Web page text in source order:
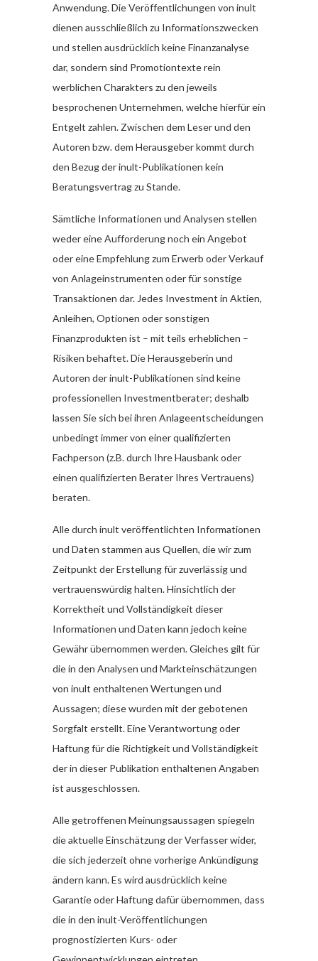
Anwendung. Die Veröffentlichungen von inult
dienen ausschließlich zu Informationszwecken
und stellen ausdrücklich keine Finanzanalyse
dar, sondern sind Promotiontexte rein
werblichen Charakters zu den jeweils
besprochenen Unternehmen, welche hierfür ein
Entgelt zahlen. Zwischen dem Leser und den
Autoren bzw. dem Herausgeber kommt durch
den Bezug der inult-Publikationen kein
Beratungsvertrag zu Stande.
Sämtliche Informationen und Analysen stellen
weder eine Aufforderung noch ein Angebot
oder eine Empfehlung zum Erwerb oder Verkauf
von Anlageinstrumenten oder für sonstige
Transaktionen dar. Jedes Investment in Aktien,
Anleihen, Optionen oder sonstigen
Finanzprodukten ist – mit teils erheblichen –
Risiken behaftet. Die Herausgeberin und
Autoren der inult-Publikationen sind keine
professionellen Investmentberater; deshalb
lassen Sie sich bei ihren Anlageentscheidungen
unbedingt immer von einer qualifizierten
Fachperson (z.B. durch Ihre Hausbank oder
einen qualifizierten Berater Ihres Vertrauens)
beraten.
Alle durch inult veröffentlichten Informationen
und Daten stammen aus Quellen, die wir zum
Zeitpunkt der Erstellung für zuverlässig und
vertrauenswürdig halten. Hinsichtlich der
Korrektheit und Vollständigkeit dieser
Informationen und Daten kann jedoch keine
Gewähr übernommen werden. Gleiches gilt für
die in den Analysen und Markteinschätzungen
von inult enthaltenen Wertungen und
Aussagen; diese wurden mit der gebotenen
Sorgfalt erstellt. Eine Verantwortung oder
Haftung für die Richtigkeit und Vollständigkeit
der in dieser Publikation enthaltenen Angaben
ist ausgeschlossen.
Alle getroffenen Meinungsaussagen spiegeln
die aktuelle Einschätzung der Verfasser wider,
die sich jederzeit ohne vorherige Ankündigung
ändern kann. Es wird ausdrücklich keine
Garantie oder Haftung dafür übernommen, dass
die in den inult-Veröffentlichungen
prognostizierten Kurs- oder